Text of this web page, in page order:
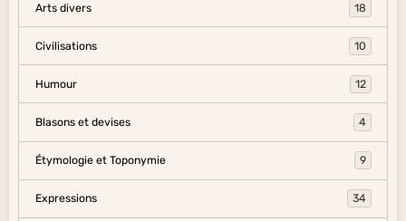
Arts divers 18
Civilisations 10
Humour 12
Blasons et devises 4
Étymologie et Toponymie 9
Expressions 34